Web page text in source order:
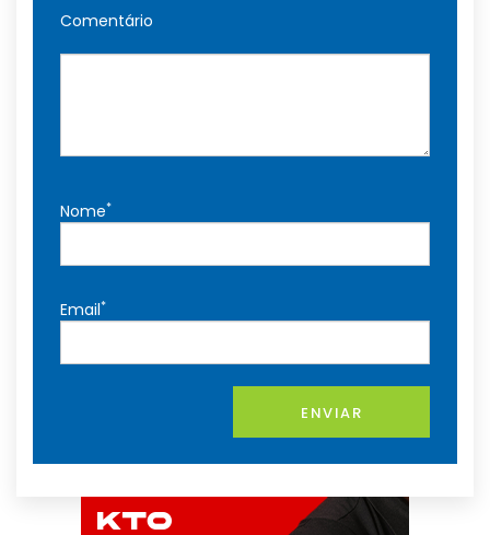
Comentário
Nome*
Email*
ENVIAR